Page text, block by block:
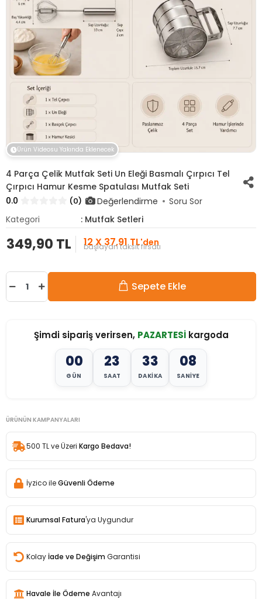
Ürün Videosu Yakında Eklenecek
4 Parça Çelik Mutfak Seti Un Eleği Basmalı Çırpıcı Tel
Çırpıcı Hamur Kesme Spatulası Mutfak Seti
0.0
(0) Değerlendirme
Soru Sor
Kategori
: Mutfak Setleri
349,90 TL 12 X 37,91 TL'den
başlayan taksit fırsatı
Sepete Ekle
Şimdi sipariş verirsen, PAZARTESİkargoda
00
GÜN
23
SAAT
33
DAKIKA
06
SANIYE
ÜRÜNÜN KAMPANYALARI
500 TL ve Üzeri Kargo Bedava!
İyzico ileGüvenli Ödeme
Kurumsal Fatura'ya Uygundur
Kolay İade ve Değişim Garantisi
Havale İle Ödeme Avantajı